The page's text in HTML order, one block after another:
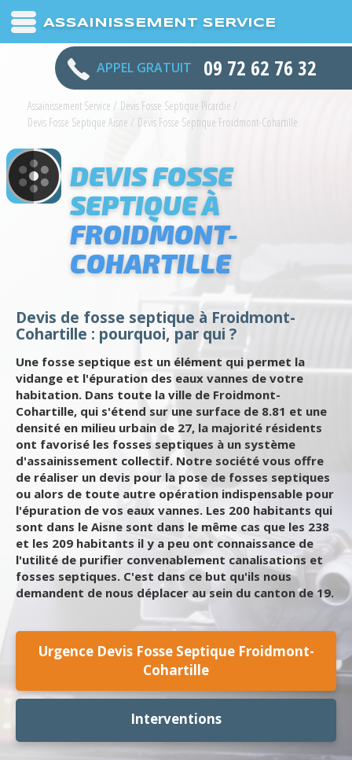
ASSAINISSEMENT SERVICE
APPEL GRATUIT 09 72 62 76 32
Assainissement Service / Devis Fosse Septique Picardie /
Devis Fosse Septique Aisne / Devis Fosse Septique Froidmont-Cohartille
DEVIS FOSSE
SEPTIQUE À
FROIDMONT-
COHARTILLE
Devis de fosse septique à Froidmont-
Cohartille : pourquoi, par qui ?
Une fosse septique est un élément qui permet la
vidange et l'épuration des eaux vannes de votre
habitation. Dans toute la ville de Froidmont-
Cohartille, qui s'étend sur une surface de 8.81 et une
densité en milieu urbain de 27, la majorité résidents
ont favorisé les fosses septiques à un système
d'assainissement collectif. Notre société vous offre
de réaliser un devis pour la pose de fosses septiques
ou alors de toute autre opération indispensable pour
l'épuration de vos eaux vannes. Les 200 habitants qui
sont dans le Aisne sont dans le même cas que les 238
et les 209 habitants il y a peu ont connaissance de
l'utilité de purifier convenablement canalisations et
fosses septiques. C'est dans ce but qu'ils nous
demandent de nous déplacer au sein du canton de 19.
Urgence Devis Fosse Septique Froidmont-
Cohartille
Interventions